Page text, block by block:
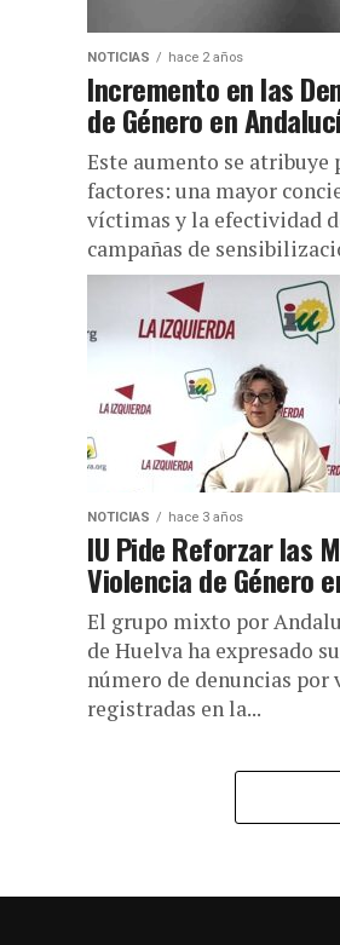
NOTICIAS hace 2 años
Incremento en las
de Género en
Este aumento se
factores: una mayor
víctimas y la efectividad
campañas de
NOTICIAS hace 3 años
IU Pide Reforzar las
Violencia de Género
El grupo mixto por
de Huelva ha expresado
número de denuncias por
registradas en la...